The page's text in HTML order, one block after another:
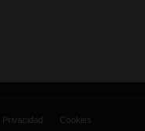
Privacidad Cookies